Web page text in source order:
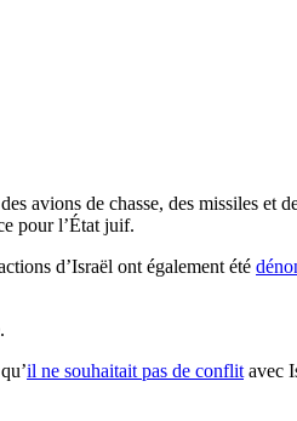
avions de chasse, des missiles et
pour l’État juif.
d’Israël ont également été
il ne souhaitait pas de conflit avec